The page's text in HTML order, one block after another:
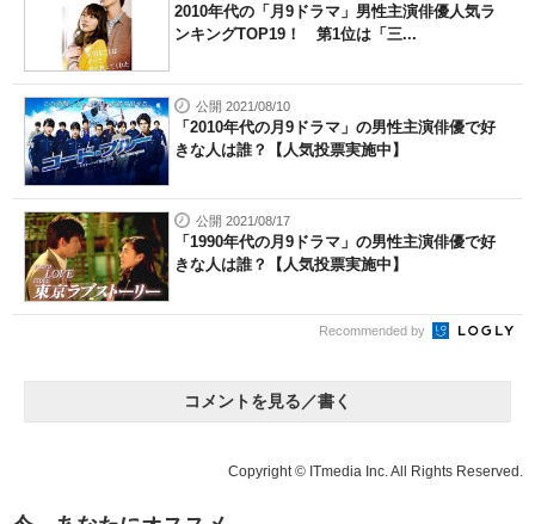
2010年代の「月9ドラマ」男性主演俳優人気ラ
ンキングTOP19！ 第1位は「三...
公開 2021/08/10
「2010年代の月9ドラマ」の男性主演俳優で好
きな人は誰？【人気投票実施中】
公開 2021/08/17
「1990年代の月9ドラマ」の男性主演俳優で好
きな人は誰？【人気投票実施中】
Recommended by
コメントを見る／書く
Copyright © ITmedia Inc. All Rights Reserved.